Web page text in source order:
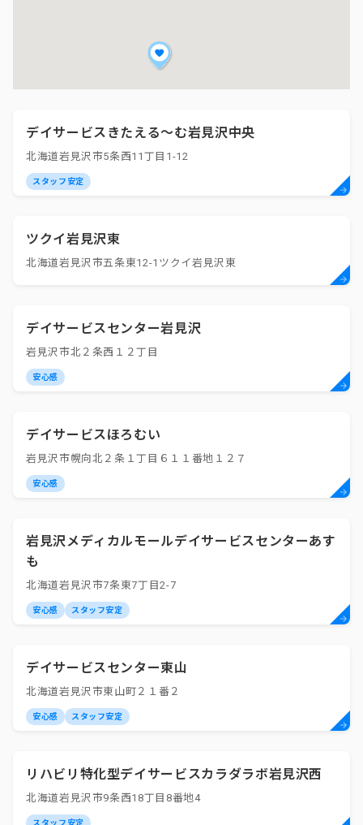
デイサービスきたえる～む岩見沢中央
北海道岩見沢市5条西11丁目1-12
スタッフ安定
ツクイ岩見沢東
北海道岩見沢市五条東12-1ツクイ岩見沢東
デイサービスセンター岩見沢
岩見沢市北２条西１２丁目
安心感
デイサービスほろむい
岩見沢市幌向北２条１丁目６１１番地１２７
安心感
岩見沢メディカルモールデイサービスセンターあす
も
北海道岩見沢市7条東7丁目2-7
安心感 スタッフ安定
デイサービスセンター東山
北海道岩見沢市東山町２１番２
安心感 スタッフ安定
リハビリ特化型デイサービスカラダラボ岩見沢西
北海道岩見沢市9条西18丁目8番地4
スタッフ安定